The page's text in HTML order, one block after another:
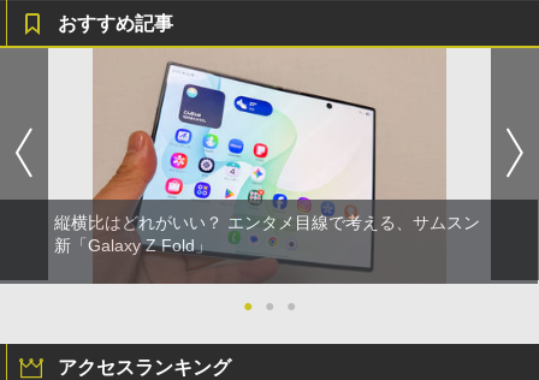
おすすめ記事
縦横比はどれがいい？ エンタメ目線で考える、サムスン
新「Galaxy Z Fold」
● ● ●
アクセスランキング